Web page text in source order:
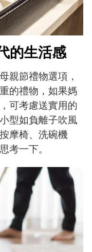
的生活感
親節禮物選項，
的禮物，如果媽
可考慮送實用的
型如負離子吹風
摩椅、洗碗機
考一下。